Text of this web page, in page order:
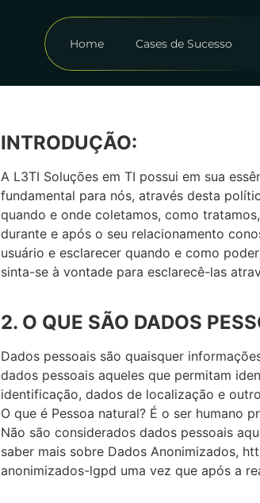
Home Cases de Sucesso
INTRODUÇÃO:
A L3TI Soluções em TI possui em sua
fundamental para nós, através desta
quando e onde coletamos, como
durante e após o seu relacionamento
usuário e esclarecer quando e como
sinta-se à vontade para esclarecê-las
2. O QUE SÃO DADOS
Dados pessoais são quaisquer
dados pessoais aqueles que permitam
identificação, dados de localização e
O que é Pessoa natural? É o ser humano
Não são considerados dados pessoais
saber mais sobre Dados Anonimizados,
anonimizados-lgpd uma vez que após a